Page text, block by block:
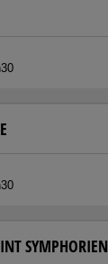
SYMPHORIEN